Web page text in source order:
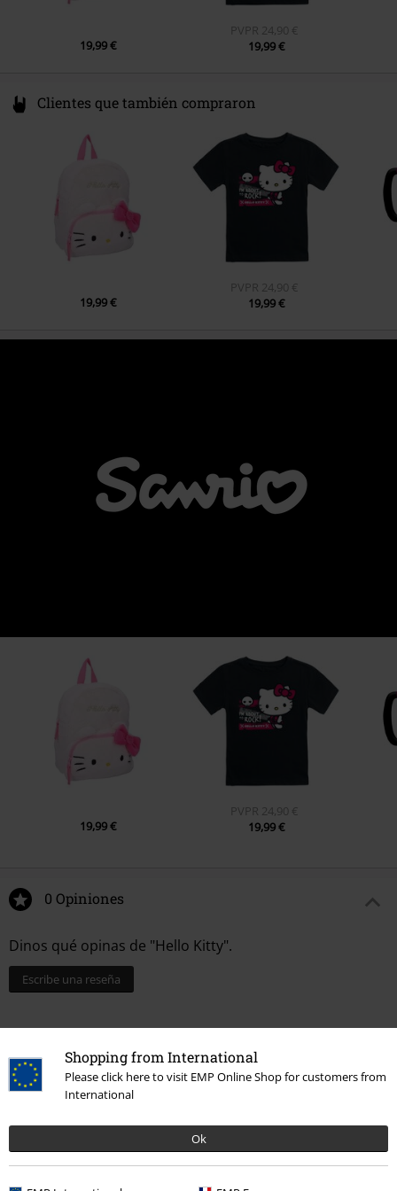
Shopping from International
Please click here to visit EMP Online Shop for customers from
International
Ok
19,99 €
PVPR 24,90 €
19,99 €
Clientes que también compraron
19,99 €
PVPR 24,90 €
19,99 €
19,99 €
PVPR 24,90 €
19,99 €
0 Opiniones
Dinos qué opinas de "Hello Kitty".
Escribe una reseña